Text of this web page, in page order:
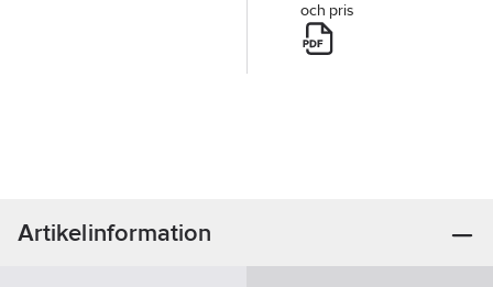
och pris
Artikelinformation